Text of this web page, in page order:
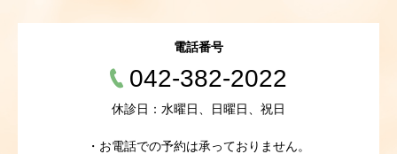
電話番号
042-382-2022
休診日：水曜日、日曜日、祝日
・お電話での予約は承っておりません。